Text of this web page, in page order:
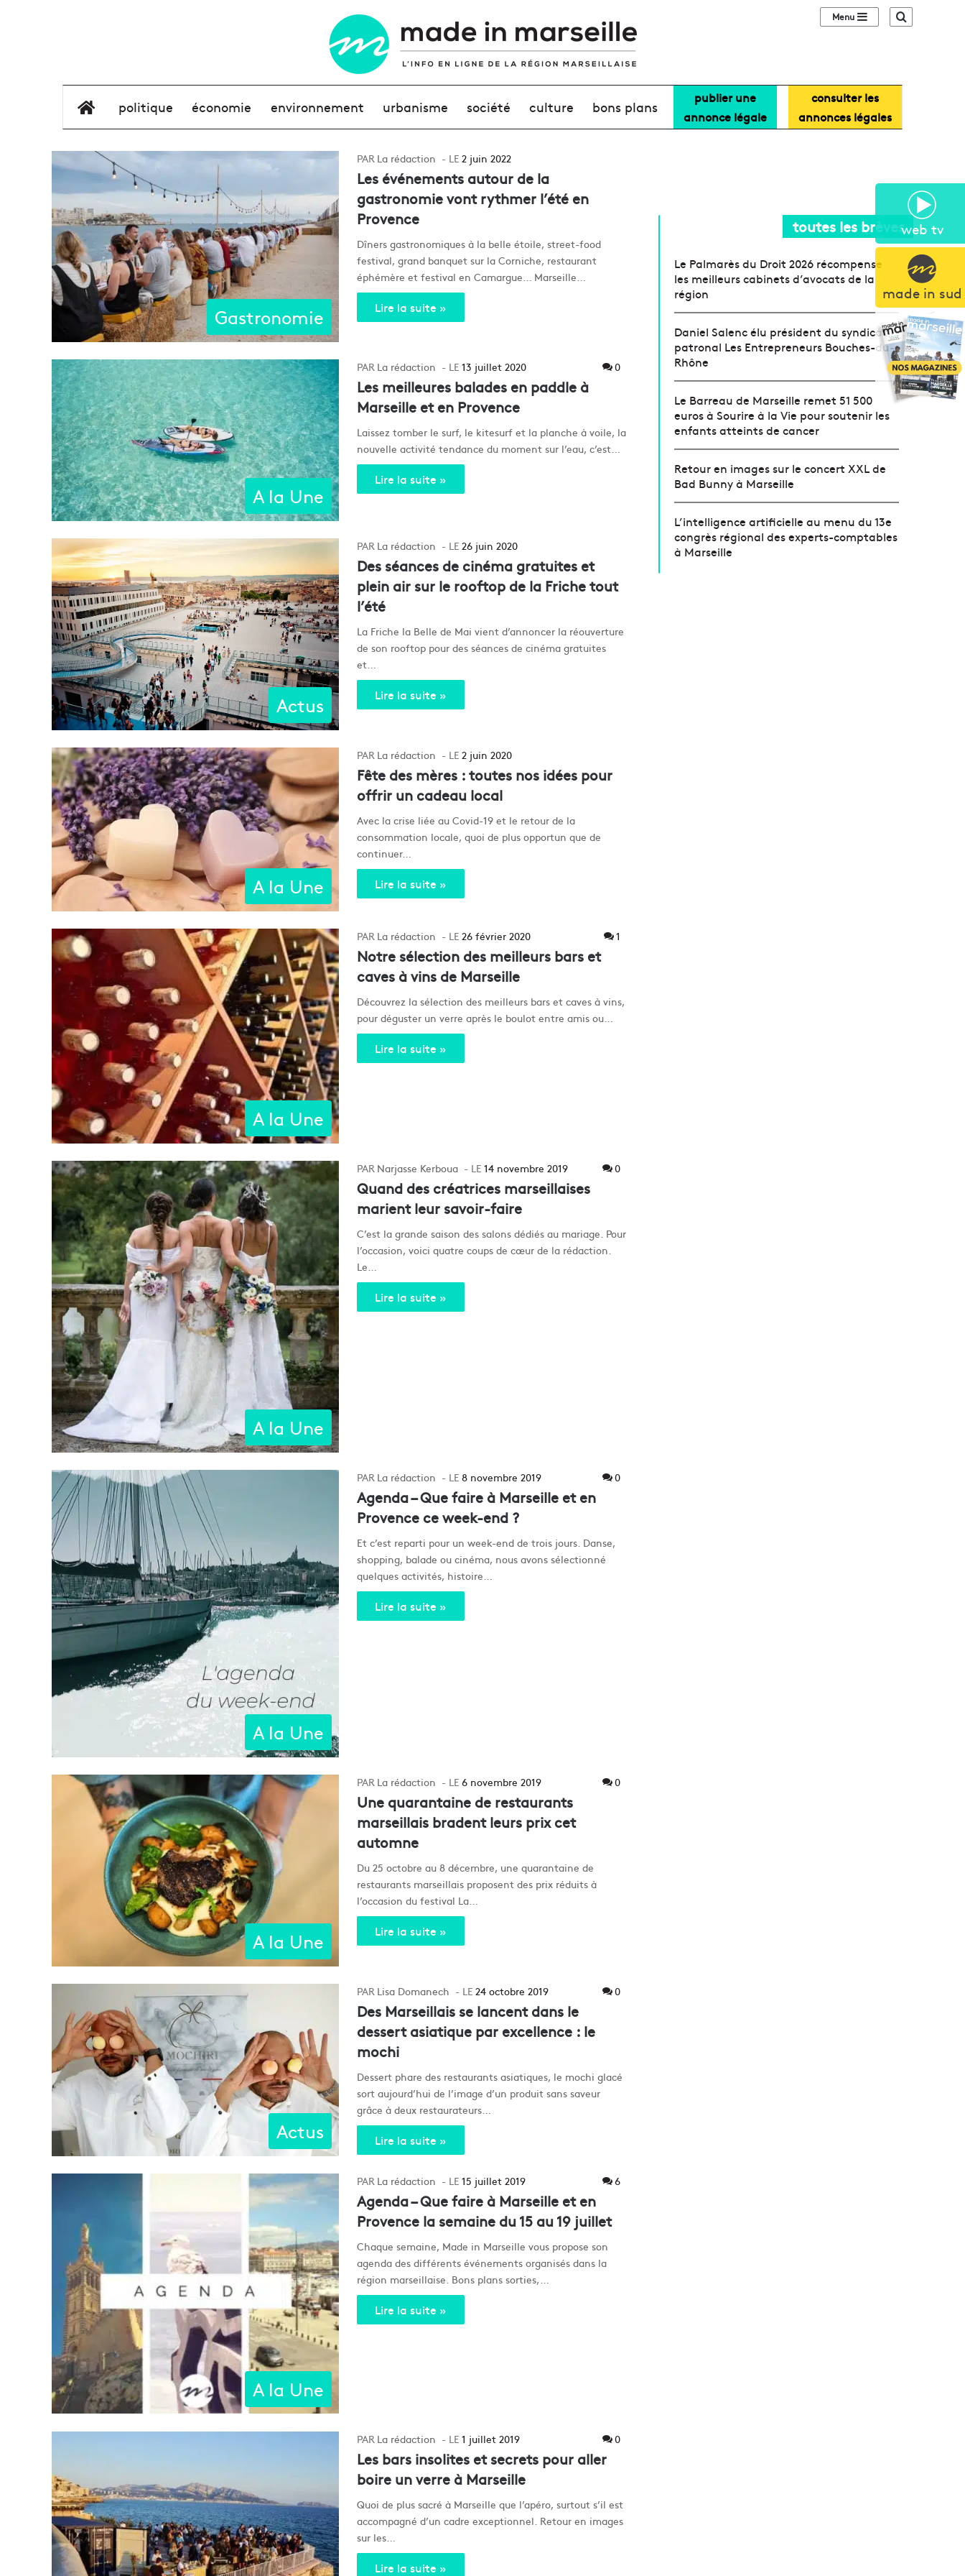
web tv
made in sud
Sidebar (barre
élément de menu
politique économie environnement urbanisme société culture bons plans
publier une
annonce légale
consulter les
annonces légales
Gastronomie
La rédaction 2 juin 2022
Les événements autour de la
gastronomie vont rythmer l’été en
Provence
Dîners gastronomiques à la belle étoile, street-food
festival, grand banquet sur la Corniche, restaurant
éphémère et festival en Camargue… Marseille…
Lire la suite »
A la Une
La rédaction 13 juillet 2020 0
Les meilleures balades en paddle à
Marseille et en Provence
Laissez tomber le surf, le kitesurf et la planche à voile, la
nouvelle activité tendance du moment sur l’eau, c’est…
Lire la suite »
Actus
La rédaction 26 juin 2020
Des séances de cinéma gratuites et
plein air sur le rooftop de la Friche tout
l’été
La Friche la Belle de Mai vient d’annoncer la réouverture
de son rooftop pour des séances de cinéma gratuites
et…
Lire la suite »
A la Une
La rédaction 2 juin 2020
Fête des mères : toutes nos idées pour
offrir un cadeau local
Avec la crise liée au Covid-19 et le retour de la
consommation locale, quoi de plus opportun que de
continuer…
Lire la suite »
A la Une
La rédaction 26 février 2020 1
Notre sélection des meilleurs bars et
caves à vins de Marseille
Découvrez la sélection des meilleurs bars et caves à vins,
pour déguster un verre après le boulot entre amis ou…
Lire la suite »
A la Une
Narjasse Kerboua 14 novembre 2019 0
Quand des créatrices marseillaises
marient leur savoir-faire
C’est la grande saison des salons dédiés au mariage. Pour
l’occasion, voici quatre coups de cœur de la rédaction.
Le…
Lire la suite »
A la Une
La rédaction 8 novembre 2019 0
Agenda – Que faire à Marseille et en
Provence ce week-end ?
Et c’est reparti pour un week-end de trois jours. Danse,
shopping, balade ou cinéma, nous avons sélectionné
quelques activités, histoire…
Lire la suite »
A la Une
La rédaction 6 novembre 2019 0
Une quarantaine de restaurants
marseillais bradent leurs prix cet
automne
Du 25 octobre au 8 décembre, une quarantaine de
restaurants marseillais proposent des prix réduits à
l’occasion du festival La…
Lire la suite »
Actus
Lisa Domanech 24 octobre 2019 0
Des Marseillais se lancent dans le
dessert asiatique par excellence : le
mochi
Dessert phare des restaurants asiatiques, le mochi glacé
sort aujourd’hui de l’image d’un produit sans saveur
grâce à deux restaurateurs…
Lire la suite »
A la Une
La rédaction 15 juillet 2019 6
Agenda – Que faire à Marseille et en
Provence la semaine du 15 au 19 juillet
Chaque semaine, Made in Marseille vous propose son
agenda des différents événements organisés dans la
région marseillaise. Bons plans sorties,…
Lire la suite »
La rédaction 1 juillet 2019 0
Les bars insolites et secrets pour aller
boire un verre à Marseille
Quoi de plus sacré à Marseille que l’apéro, surtout s’il est
accompagné d’un cadre exceptionnel. Retour en images
sur les…
Lire la suite »
toutes les brèves
Le Palmarès du Droit 2026 récompense
les meilleurs cabinets d’avocats de la
région
Daniel Salenc élu président du syndicat
patronal Les Entrepreneurs Bouches-du-
Rhône
Le Barreau de Marseille remet 51 500
euros à Sourire à la Vie pour soutenir les
enfants atteints de cancer
Retour en images sur le concert XXL de
Bad Bunny à Marseille
L’intelligence artificielle au menu du 13e
congrès régional des experts-comptables
à Marseille